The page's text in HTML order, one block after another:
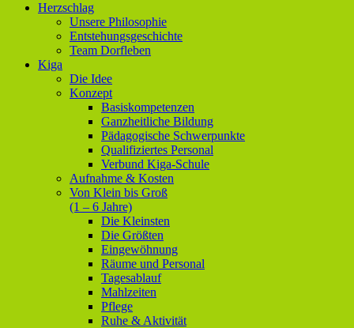
Herzschlag
Unsere Philosophie
Entstehungsgeschichte
Team Dorfleben
Kiga
Die Idee
Konzept
Basiskompetenzen
Ganzheitliche Bildung
Pädagogische Schwerpunkte
Qualifiziertes Personal
Verbund Kiga-Schule
Aufnahme & Kosten
Von Klein bis Groß
(1 – 6 Jahre)
Die Kleinsten
Die Größten
Eingewöhnung
Räume und Personal
Tagesablauf
Mahlzeiten
Pflege
Ruhe & Aktivität